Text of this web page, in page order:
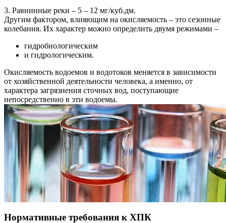
3. Равнинные реки – 5 – 12 мг/куб.дм.
Другим фактором, влияющим на окисляемость – это сезонные
колебания. Их характер можно определить двумя режимами –
гидробиологическим
и гидрологическим.
Окисляемость водоемов и водотоков меняется в зависимости
от хозяйственной деятельности человека, а именно, от
характера загрязнения сточных вод, поступающие
непосредственно в эти водоемы.
Нормативные требования к ХПК